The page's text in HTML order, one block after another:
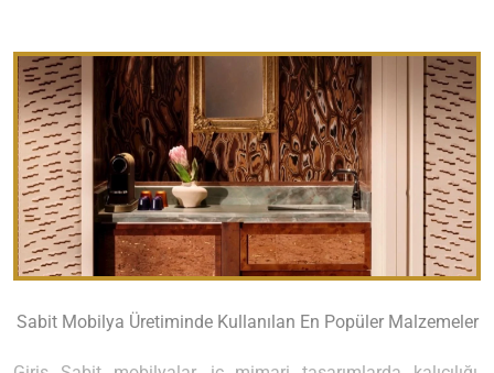
Sabit Mobilya Üretiminde Kullanılan En Popüler Malzemeler